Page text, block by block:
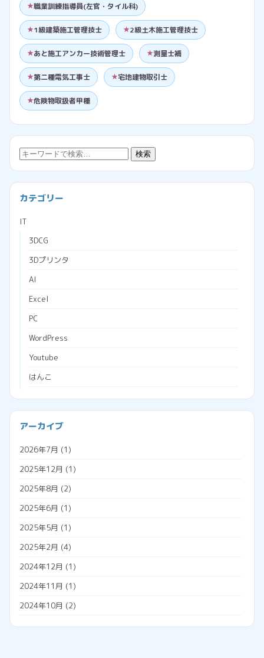
職業訓練指導員(左官・タイル科)
1級建築施工管理技士 2級土木施工管理技士
あと施工アンカー技術管理士 測量士補
第二種電気工事士 宅地建物取引士
危険物取扱者甲種
検
索:
検索
カテゴリー
IT
3DCG
3Dプリンタ
AI
Excel
PC
WordPress
Youtube
はんこ
ブラウザ
メタバース
広告収入
会社経営
勤怠管理システム
名義変更
税金
調査票
外国人雇用
外国人の年金
外国人の雇用方法
技人国
技能実習日誌
アーカイブ
2026年7月 (1)
2025年12月 (1)
2025年8月 (2)
2025年6月 (1)
2025年5月 (1)
2025年2月 (4)
2024年12月 (1)
2024年11月 (1)
2024年10月 (2)
2024年7月(1)